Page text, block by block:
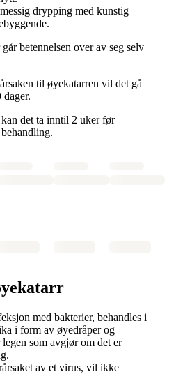
drypping med kunstig
betennelsen over av seg selv
til øyekatarren vil det gå
dager.
det ta inntil 2 uker før
med bakterier, behandles i
i form av øyedråper og
som avgjør om det er
av et virus, vil ikke